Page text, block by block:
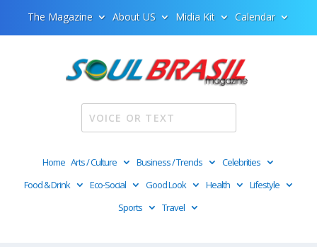
The Magazine About US Midia Kit Calendar
Home Arts / Culture Business / Trends
Celebrities
Food & Drink
Eco-Social Good Look Health
Lifestyle
Sports
Travel